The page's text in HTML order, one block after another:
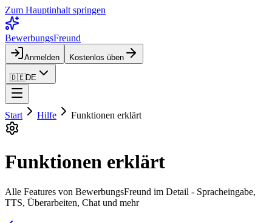
Zum Hauptinhalt springen
BewerbungsFreund
Anmelden Kostenlos üben
🇩🇪DE
Start Hilfe Funktionen erklärt
Funktionen erklärt
Alle Features von BewerbungsFreund im Detail - Spracheingabe,
TTS, Überarbeiten, Chat und mehr